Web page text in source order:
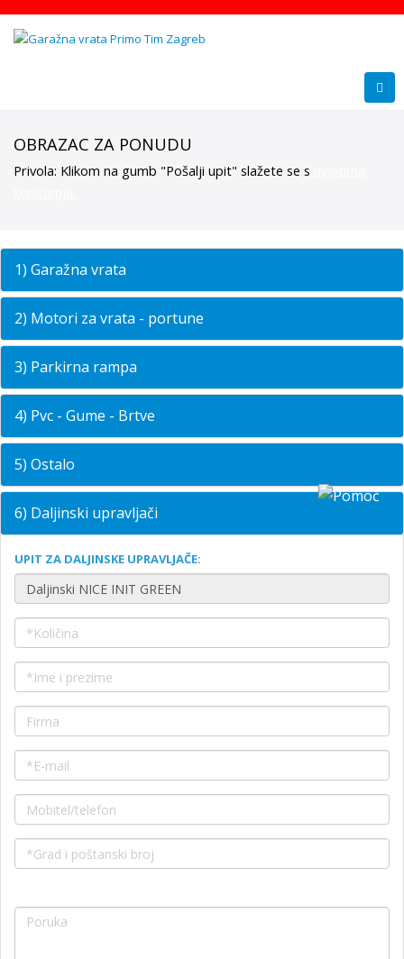
OBRAZAC ZA PONUDU
Privola: Klikom na gumb "Pošalji upit" slažete se s
1) Garažna vrata
2) Motori za vrata - portune
3) Parkirna rampa
4) Pvc - Gume - Brtve
5) Ostalo
6) Daljinski upravljači
UPIT ZA DALJINSKE UPRAVLJAČE: